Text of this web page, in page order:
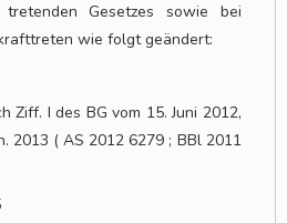
Gesetzes sowie bei
wie folgt geändert:
Ziff. I des BG vom 15. Juni 2012,
2013 ( AS 2012 6279 ; BBl 2011